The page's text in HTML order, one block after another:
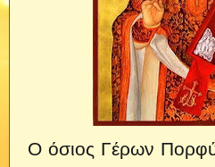
Ο όσιος Γέρων